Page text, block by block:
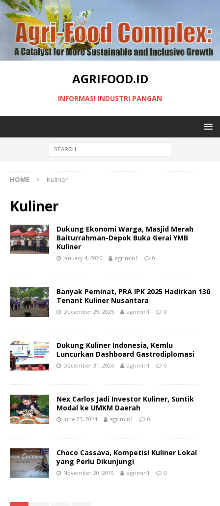
AGRIFOOD.ID
INFORMASI INDUSTRI PANGAN
HOME Kuliner
Kuliner
Dukung Ekonomi Warga, Masjid Merah
Baiturrahman-Depok Buka Gerai YMB
Kuliner
January 4, 2026 agrimin1 0
Banyak Peminat, PRA IPK 2025 Hadirkan 130
Tenant Kuliner Nusantara
December 29, 2025 agrimin1 0
Dukung Kuliner Indonesia, Kemlu
Luncurkan Dashboard Gastrodiplomasi
December 31, 2024 agrimin1 0
Nex Carlos Jadi Investor Kuliner, Suntik
Modal ke UMKM Daerah
June 23, 2024 agrimin1 0
Choco Cassava, Kompetisi Kuliner Lokal
yang Perlu Dikunjungi
November 20, 2019 agrimin1 0